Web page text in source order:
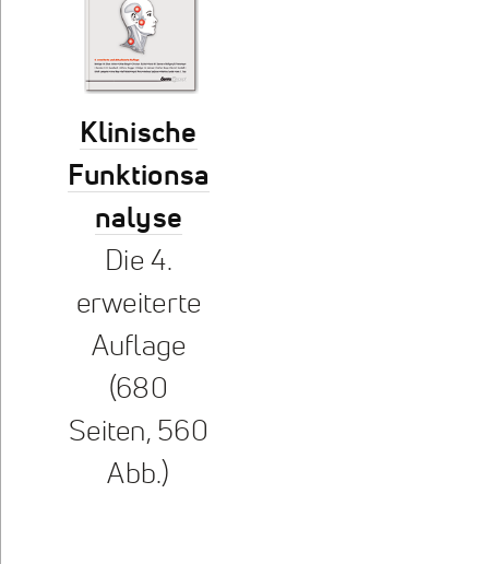
Klinische
Funktionsa
nalyse
Die 4.
erweiterte
Auflage
(680
Seiten, 560
Abb.)